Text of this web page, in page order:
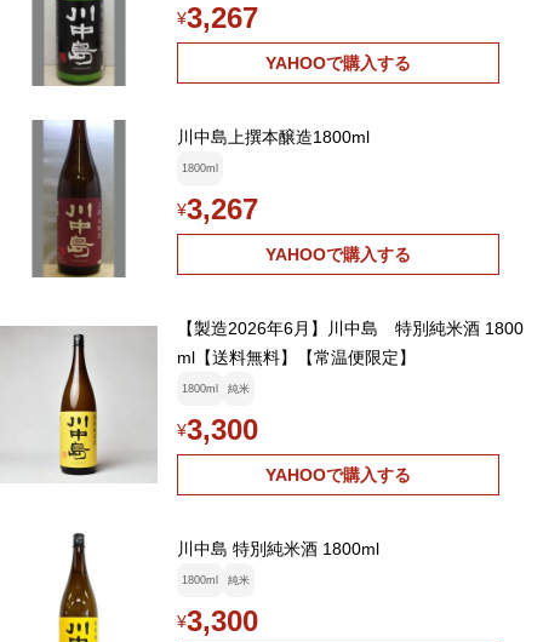
¥3,267
YAHOOで購入する
川中島上撰本醸造1800ml
1800ml
¥3,267
YAHOOで購入する
【製造2026年6月】川中島 特別純米酒 1800
ml【送料無料】【常温便限定】
1800ml 純米
¥3,300
YAHOOで購入する
川中島 特別純米酒 1800ml
1800ml 純米
¥3,300